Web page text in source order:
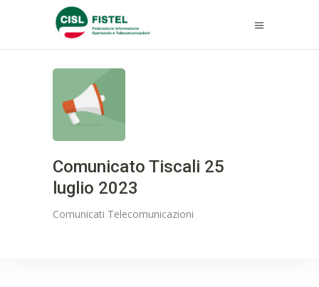
Comunicato Tiscali 25
luglio 2023
Comunicati Telecomunicazioni